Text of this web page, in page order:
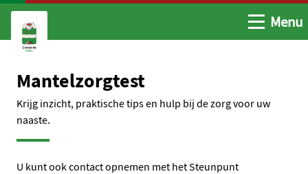
Ga naar de hoofdinhoud
Ga naar de homepage
OpenMenu
Mantelzorgtest
Krijg inzicht, praktische tips en hulp bij de zorg voor uw
naaste.
U kunt ook contact opnemen met het Steunpunt